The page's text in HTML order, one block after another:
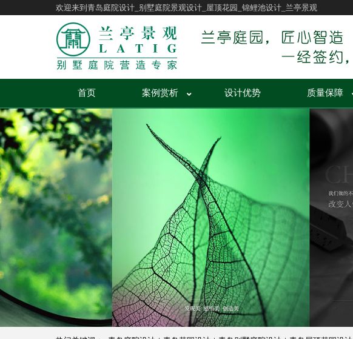
欢迎来到青岛庭院设计_别墅庭院景观设计_屋顶花园_锦鲤池设计_兰亭景观
首页 案例赏析 设计优势 质量保障